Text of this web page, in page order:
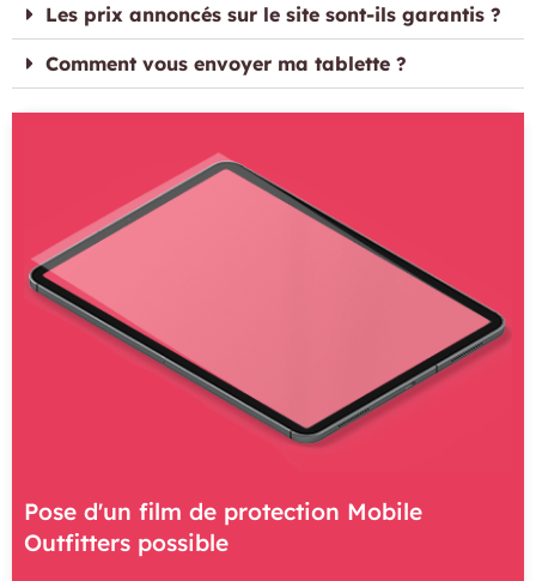
Les prix annoncés sur le site sont-ils garantis ?
Comment vous envoyer ma tablette ?
Pose d'un film de protection Mobile
Outfitters possible